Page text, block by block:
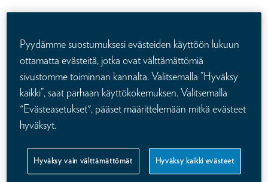
työskenteli maatalouden parissa. Suomalaisten keskimääräinen
elinikä oli naisilla 43 vuotta ja miehillä 40 vuotta. Suomen väkiluku oli
tuolloin 1 890 000. Nyt maataloudessa työskentelee 10 prosenttia
suomalaisista, keskimääräinen elinikä on tuplaantunut ja väkiluku
lähes triplaantunut.
yritettiin jo kolmisen sataa vuotta sitten. Silloin kyseessä oli ennen
kaikkea leskien ja lasten talouden turvaaminen vakuutettujen
Pyydämme suostumuksesi evästeiden käyttöön lukuun
ottamatta evästeitä, jotka ovat välttämättömiä
sivustomme toiminnan kannalta. Valitsemalla ”Hyväksy
kaikki”, saat parhaan käyttökokemuksen. Valitsemalla
"Evästeasetukset", pääset määrittelemään mitkä evästeet
hyväksyt.
Hyväksy vain välttämättömät Hyväksy kaikki evästeet